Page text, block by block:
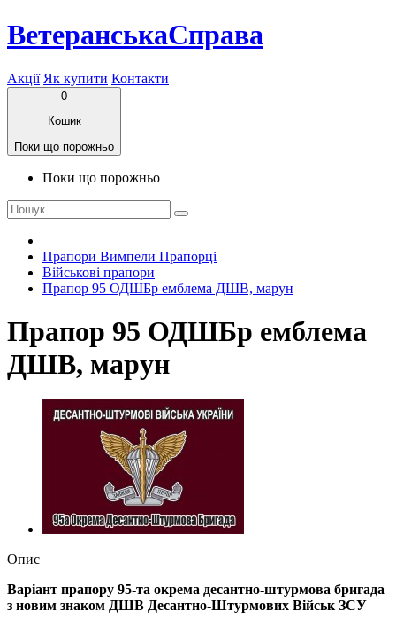
ВетеранськаСправа
Акції Як купити Контакти
0
Кошик
Поки що порожньо
Поки що порожньо
Прапори Вимпели Прапорці
Військові прапори
Прапор 95 ОДШБр емблема ДШВ, марун
Прапор 95 ОДШБр емблема
ДШВ, марун
Опис
Варіант прапору 95-та окрема десантно-штурмова бригада
з новим знаком ДШВ Десантно-Штурмових Військ ЗСУ